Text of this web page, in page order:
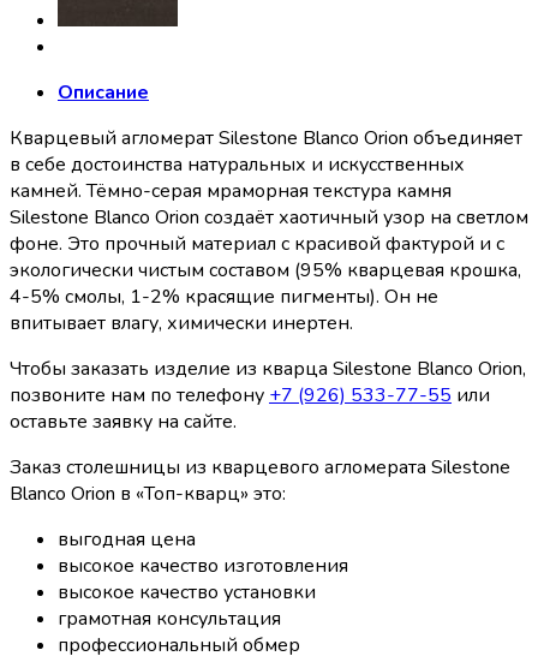
Описание
Кварцевый агломерат Silestone Blanco Orion объединяет
в себе достоинства натуральных и искусственных
камней. Тёмно-серая мраморная текстура камня
Silestone Blanco Orion создаёт хаотичный узор на светлом
фоне. Это прочный материал с красивой фактурой и с
экологически чистым составом (95% кварцевая крошка,
4-5% смолы, 1-2% красящие пигменты). Он не
впитывает влагу, химически инертен.
Чтобы заказать изделие из кварца Silestone Blanco Orion,
позвоните нам по телефону +7 (926) 533-77-55 или
оставьте заявку на сайте.
Заказ столешницы из кварцевого агломерата Silestone
Blanco Orion в «Топ-кварц» это:
выгодная цена
высокое качество изготовления
высокое качество установки
грамотная консультация
профессиональный обмер